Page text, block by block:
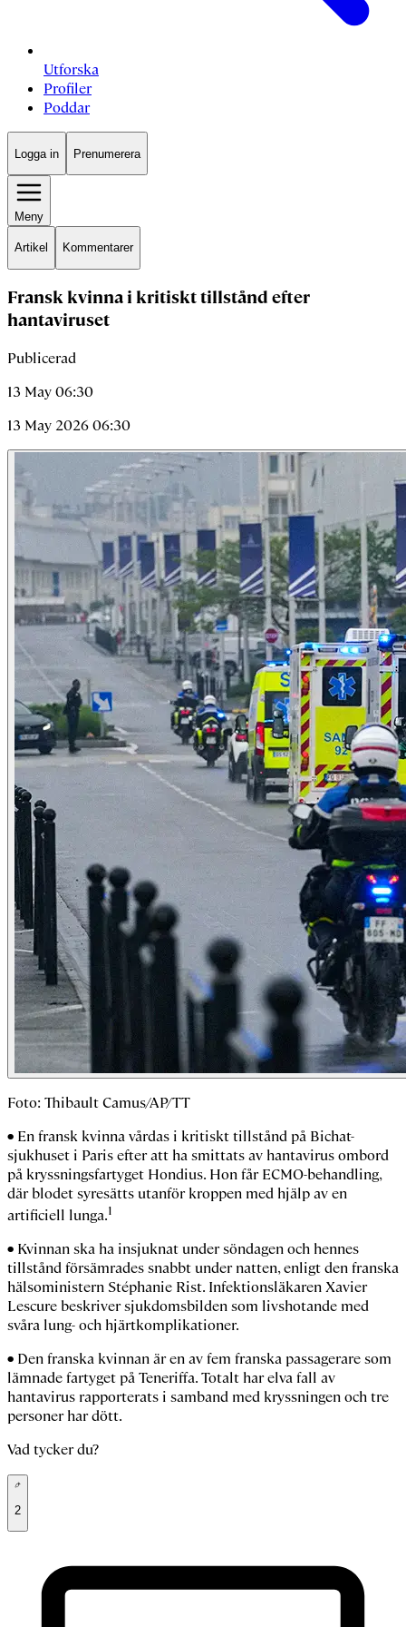
Utforska
Profiler
Poddar
Logga in Prenumerera
Meny
Artikel Kommentarer
Fransk kvinna i kritiskt tillstånd efter
hantaviruset
Publicerad
13 May 06:30
13 May 2026 06:30
Foto: Thibault Camus/AP/TT
• En fransk kvinna vårdas i kritiskt tillstånd på Bichat-
sjukhuset i Paris efter att ha smittats av hantavirus ombord
på kryssningsfartyget Hondius. Hon får ECMO-behandling,
där blodet syresätts utanför kroppen med hjälp av en
artificiell lunga.1
• Kvinnan ska ha insjuknat under söndagen och hennes
tillstånd försämrades snabbt under natten, enligt den franska
hälsoministern Stéphanie Rist. Infektionsläkaren Xavier
Lescure beskriver sjukdomsbilden som livshotande med
svåra lung- och hjärtkomplikationer.
• Den franska kvinnan är en av fem franska passagerare som
lämnade fartyget på Teneriffa. Totalt har elva fall av
hantavirus rapporterats i samband med kryssningen och tre
personer har dött.
Vad tycker du?
2